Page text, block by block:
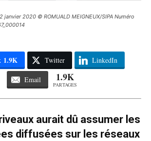
janvier 2020 © ROMUALD MEIGNEUX/SIPA Numéro
1.9K Twitter LinkedIn
Email 1.9K
PARTAGES
aurait dû assumer les
diffusées sur les réseaux